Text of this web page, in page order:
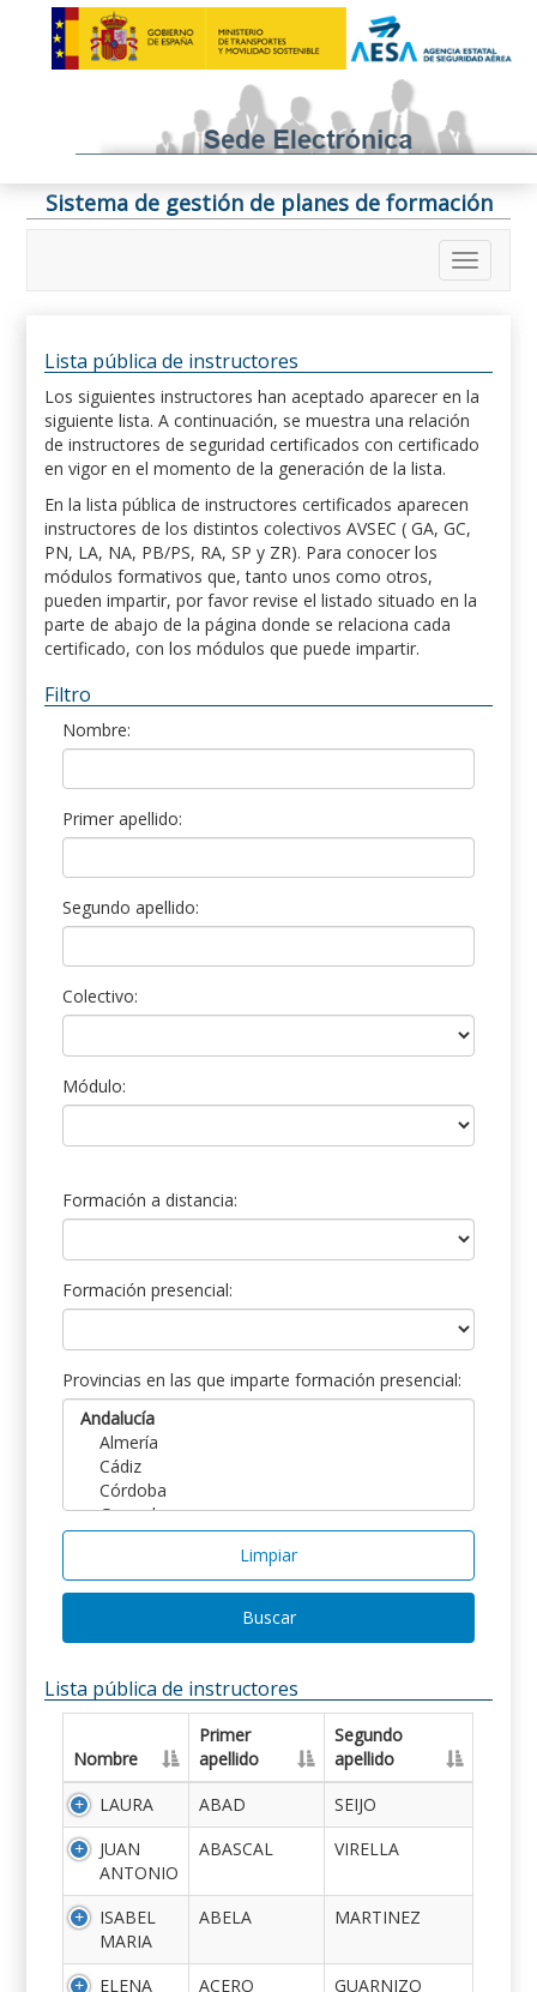
Sistema de gestión de planes de formación
Lista pública de instructores
Los siguientes instructores han aceptado aparecer en la
siguiente lista. A continuación, se muestra una relación
de instructores de seguridad certificados con certificado
en vigor en el momento de la generación de la lista.
En la lista pública de instructores certificados aparecen
instructores de los distintos colectivos AVSEC ( GA, GC,
PN, LA, NA, PB/PS, RA, SP y ZR). Para conocer los
módulos formativos que, tanto unos como otros,
pueden impartir, por favor revise el listado situado en la
parte de abajo de la página donde se relaciona cada
certificado, con los módulos que puede impartir.
Filtro
Nombre:
Primer apellido:
Segundo apellido:
Colectivo:
Módulo:
Formación a distancia:
Formación presencial:
Provincias en las que imparte formación presencial:
Limpiar
Buscar
Lista pública de instructores
Nombre
Primer
apellido
Segundo
apellido
LAURA
ABAD
SEIJO
JUAN
ANTONIO
ABASCAL VIRELLA
ISABEL
MARIA
ABELA MARTINEZ
ELENA ACERO
GUARNIZO